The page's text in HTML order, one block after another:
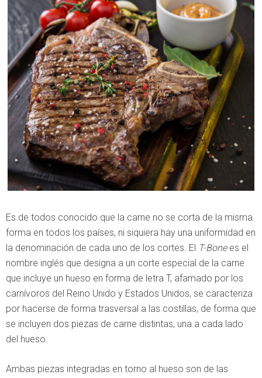
Es de todos conocido que la carne no se corta de la misma
forma en todos los países, ni siquiera hay una uniformidad en
la denominación de cada uno de los cortes. El T-Bonees el
nombre inglés que designa a un corte especial de la carne
que incluye un hueso en forma de letra T, afamado por los
carnívoros del Reino Unido y Estados Unidos, se caracteriza
por hacerse de forma trasversal a las costillas, de forma que
se incluyen dos piezas de carne distintas, una a cada lado
del hueso.
Ambas piezas integradas en torno al hueso son de las